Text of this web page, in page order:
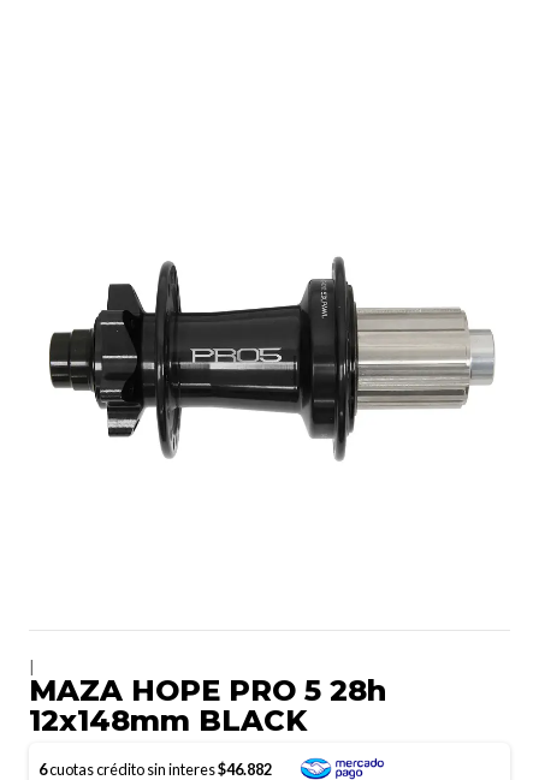
MAZA HOPE PRO 5 28h
12x148mm BLACK
6cuotas crédito sin interes$46.882